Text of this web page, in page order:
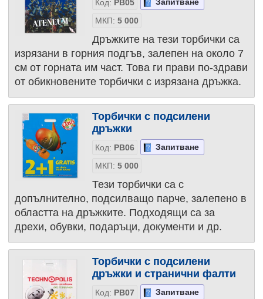
Код: PB05
МКП: 5 000
Дръжките на тези торбички са
изрязани в горния подгъв, залепен на около 7
см от горната им част. Това ги прави по-здрави
от обикновените торбички с изрязана дръжка.
Торбички с подсилени
дръжки
Код: PB06
Запитване
МКП: 5 000
Тези торбички са с
допълнително, подсилващо парче, залепено в
областта на дръжките. Подходящи са за
дрехи, обувки, подаръци, документи и др.
Торбички с подсилени
дръжки и странични фалти
Код: PB07
Запитване